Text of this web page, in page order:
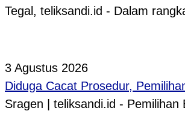
Tegal, teliksandi.id - Dalam
3 Agustus 2026
Diduga Cacat Prosedur,
Sragen | teliksandi.id -